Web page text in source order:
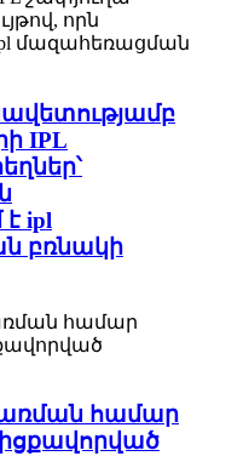
IPL
ipl
բռնակի
համար